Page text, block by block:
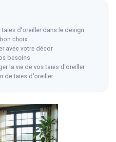
d'oreiller dans le design
choix
avec votre décor
besoins
la vie de vos taies d'oreiller
de taies d'oreiller